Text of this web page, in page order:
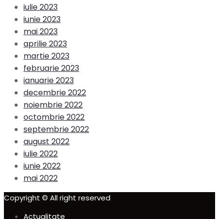
iulie 2023
iunie 2023
mai 2023
aprilie 2023
martie 2023
februarie 2023
ianuarie 2023
decembrie 2022
noiembrie 2022
octombrie 2022
septembrie 2022
august 2022
iulie 2022
iunie 2022
mai 2022
Copyright © All right reserved
Actualitate